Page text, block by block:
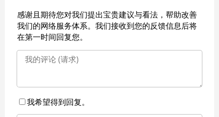
感谢且期待您对我们提出宝贵建议与看法，帮助改善
我们的网络服务体系。我们接收到您的反馈信息后将
在第一时间回复您。
我希望得到回复。